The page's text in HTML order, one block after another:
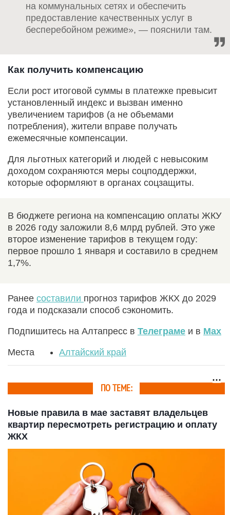
на коммунальных сетях и обеспечить
предоставление качественных услуг в
бесперебойном режиме», — пояснили там.
Как получить компенсацию
Если рост итоговой суммы в платежке превысит
установленный индекс и вызван именно
увеличением тарифов (а не объемами
потребления), жители вправе получать
ежемесячные компенсации.
Для льготных категорий и людей с невысоким
доходом сохраняются меры соцподдержки,
которые оформляют в органах соцзащиты.
В бюджете региона на компенсацию оплаты ЖКУ
в 2026 году заложили 8,6 млрд рублей. Это уже
второе изменение тарифов в текущем году:
первое прошло 1 января и составило в среднем
1,7%.
Ранее составили прогноз тарифов ЖКХ до 2029
года и подсказали способ сэкономить.
Подпишитесь на Алтапресс в Телеграме и в Max
Места Алтайский край
ПО ТЕМЕ:
Новые правила в мае заставят владельцев
квартир пересмотреть регистрацию и оплату
ЖКХ